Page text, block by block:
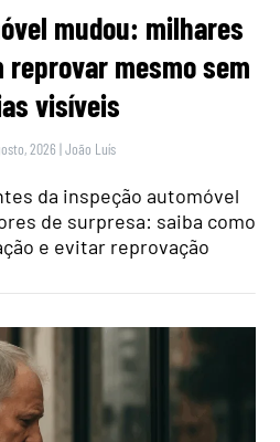
mudou: milhares
reprovar mesmo sem
visíveis
2026 |João Luís
da inspeção automóvel
de surpresa: saiba como
e evitar reprovação